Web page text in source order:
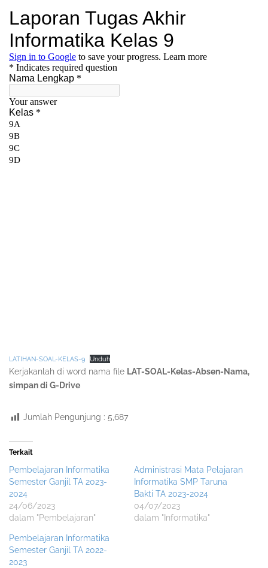
LATIHAN-SOAL-KELAS-9 Unduh
Kerjakanlah di word nama file LAT-SOAL-Kelas-Absen-Nama,
simpan di G-Drive
Jumlah Pengunjung : 5,687
Terkait
Pembelajaran Informatika
Semester Ganjil TA 2023-
2024
24/06/2023
dalam "Pembelajaran"
Administrasi Mata Pelajaran
Informatika SMP Taruna
Bakti TA 2023-2024
04/07/2023
dalam "Informatika"
Pembelajaran Informatika
Semester Ganjil TA 2022-
2023